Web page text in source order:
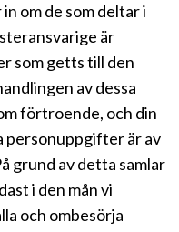
om de som deltar i
är
som getts till den
av dessa
förtroende, och din
personuppgifter är av
grund av detta samlar
i den mån vi
och ombesörja